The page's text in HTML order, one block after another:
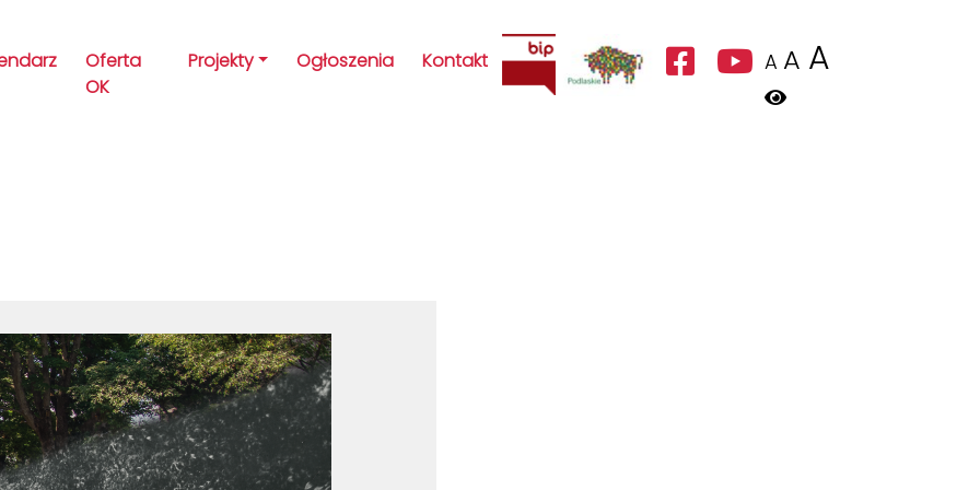
Oferta
OK
Projekty Ogłoszenia Kontakt A A A